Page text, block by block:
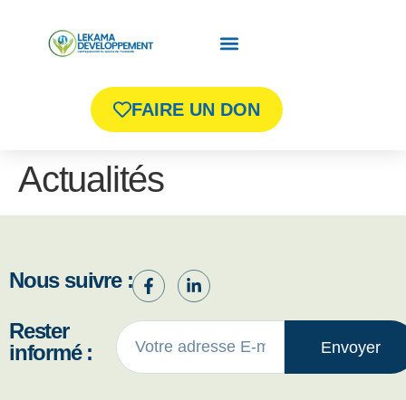
FAIRE UN DON
Actualités
Nous suivre :
Rester
informé :
Envoyer